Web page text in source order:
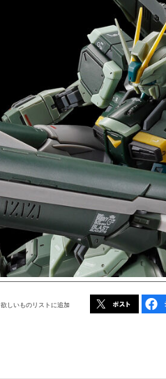
欲しいものリストに追加